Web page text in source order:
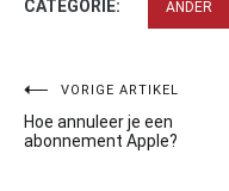
CATEGORIE: ANDER
Bericht
navigatie
VORIGE ARTIKEL
Hoe annuleer je een
abonnement Apple?